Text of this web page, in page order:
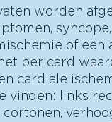
worden
of
pericard
cardiale
vinden: links